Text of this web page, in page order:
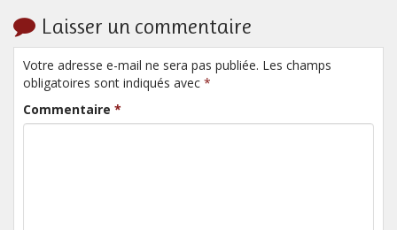
Laisser un commentaire
Votre adresse e-mail ne sera pas publiée. Les champs
obligatoires sont indiqués avec *
Commentaire *